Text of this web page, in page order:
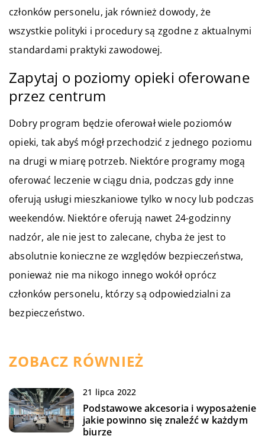
członków personelu, jak również dowody, że
wszystkie polityki i procedury są zgodne z aktualnymi
standardami praktyki zawodowej.
Zapytaj o poziomy opieki oferowane
przez centrum
Dobry program będzie oferował wiele poziomów
opieki, tak abyś mógł przechodzić z jednego poziomu
na drugi w miarę potrzeb. Niektóre programy mogą
oferować leczenie w ciągu dnia, podczas gdy inne
oferują usługi mieszkaniowe tylko w nocy lub podczas
weekendów. Niektóre oferują nawet 24-godzinny
nadzór, ale nie jest to zalecane, chyba że jest to
absolutnie konieczne ze względów bezpieczeństwa,
ponieważ nie ma nikogo innego wokół oprócz
członków personelu, którzy są odpowiedzialni za
bezpieczeństwo.
ZOBACZ RÓWNIEŻ
21 lipca 2022
Podstawowe akcesoria i wyposażenie
jakie powinno się znaleźć w każdym
biurze